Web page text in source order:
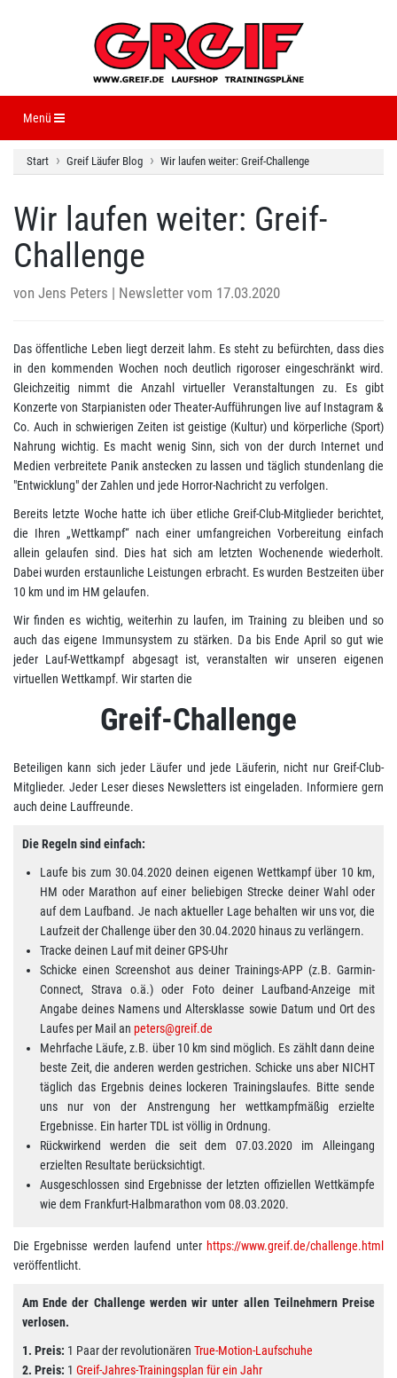
Menü Navigation ein-/ausblenden
Start Greif Läufer Blog Wir laufen weiter: Greif-Challenge
Wir laufen weiter: Greif-
Challenge
von Jens Peters | Newsletter vom 17.03.2020
Das öffentliche Leben liegt derzeit lahm. Es steht zu befürchten, dass dies
in den kommenden Wochen noch deutlich rigoroser eingeschränkt wird.
Gleichzeitig nimmt die Anzahl virtueller Veranstaltungen zu. Es gibt
Konzerte von Starpianisten oder Theater-Aufführungen live auf Instagram &
Co. Auch in schwierigen Zeiten ist geistige (Kultur) und körperliche (Sport)
Nahrung wichtig. Es macht wenig Sinn, sich von der durch Internet und
Medien verbreitete Panik anstecken zu lassen und täglich stundenlang die
"Entwicklung" der Zahlen und jede Horror-Nachricht zu verfolgen.
Bereits letzte Woche hatte ich über etliche Greif-Club-Mitglieder berichtet,
die Ihren „Wettkampf“ nach einer umfangreichen Vorbereitung einfach
allein gelaufen sind. Dies hat sich am letzten Wochenende wiederholt.
Dabei wurden erstaunliche Leistungen erbracht. Es wurden Bestzeiten über
10 km und im HM gelaufen.
Wir finden es wichtig, weiterhin zu laufen, im Training zu bleiben und so
auch das eigene Immunsystem zu stärken. Da bis Ende April so gut wie
jeder Lauf-Wettkampf abgesagt ist, veranstalten wir unseren eigenen
virtuellen Wettkampf. Wir starten die
Greif-Challenge
Beteiligen kann sich jeder Läufer und jede Läuferin, nicht nur Greif-Club-
Mitglieder. Jeder Leser dieses Newsletters ist eingeladen. Informiere gern
auch deine Lauffreunde.
Die Regeln sind einfach:
Laufe bis zum 30.04.2020 deinen eigenen Wettkampf über 10 km,
HM oder Marathon auf einer beliebigen Strecke deiner Wahl oder
auf dem Laufband. Je nach aktueller Lage behalten wir uns vor, die
Laufzeit der Challenge über den 30.04.2020 hinaus zu verlängern.
Tracke deinen Lauf mit deiner GPS-Uhr
Schicke einen Screenshot aus deiner Trainings-APP (z.B. Garmin-
Connect, Strava o.ä.) oder Foto deiner Laufband-Anzeige mit
Angabe deines Namens und Altersklasse sowie Datum und Ort des
Laufes per Mail an peters@greif.de
Mehrfache Läufe, z.B. über 10 km sind möglich. Es zählt dann deine
beste Zeit, die anderen werden gestrichen. Schicke uns aber NICHT
täglich das Ergebnis deines lockeren Trainingslaufes. Bitte sende
uns nur von der Anstrengung her wettkampfmäßig erzielte
Ergebnisse. Ein harter TDL ist völlig in Ordnung.
Rückwirkend werden die seit dem 07.03.2020 im Alleingang
erzielten Resultate berücksichtigt.
Ausgeschlossen sind Ergebnisse der letzten offiziellen Wettkämpfe
wie dem Frankfurt-Halbmarathon vom 08.03.2020.
Die Ergebnisse werden laufend unter https://www.greif.de/challenge.html
veröffentlicht.
Am Ende der Challenge werden wir unter allen Teilnehmern Preise
verlosen.
1. Preis: 1 Paar der revolutionären True-Motion-Laufschuhe
2. Preis: 1 Greif-Jahres-Trainingsplan für ein Jahr